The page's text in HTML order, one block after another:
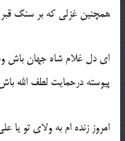
همچنين غزلي که بر سنگ
اي دل غلام شاه جهان باش
پيوسته درحمايت لطف الله
امروز زنده ام به ولاي تو يا